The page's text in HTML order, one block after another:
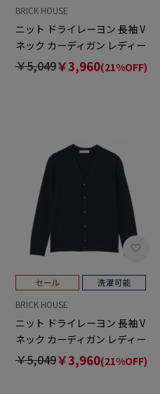
BRICK HOUSE
ニット ドライレーヨン 長袖 V
ネック カーディガン レディー
ス
￥5,049￥3,960(21%OFF)
BRICK HOUSE
ニット ドライレーヨン 長袖 V
ネック カーディガン レディー
ス
￥5,049￥3,960(21%OFF)